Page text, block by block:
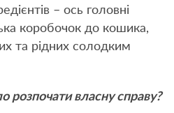
– ось головні
коробочок до кошика,
та рідних солодким
розпочати власну справу?